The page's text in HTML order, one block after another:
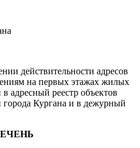
действительности адресов
на первых этажах жилых
адресный реестр объектов
Кургана и в дежурный